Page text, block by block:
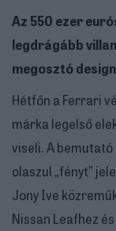
Az 550 ezer
legdrágább
megosztó
Hétfőn a Ferrari
márka legelső
viseli. A
olaszul „fényt”
Jony Ive
Nissan Leafhez